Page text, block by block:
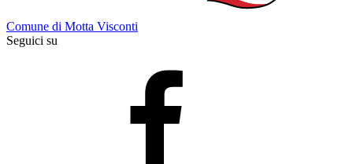
Comune di Motta Visconti
Seguici su